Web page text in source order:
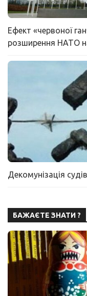
Ефект «червоної
розширення НАТО
Декомунізація
БАЖАЄТЕ ЗНАТИ ?